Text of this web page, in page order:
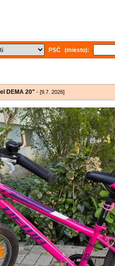
PSČ (miesto):
DEMA 20" - [9.7. 2026]